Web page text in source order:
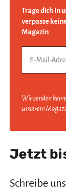
Trage dich in
verpasse
Magazin.
Wir senden
unserem
Jetzt
Schreibe